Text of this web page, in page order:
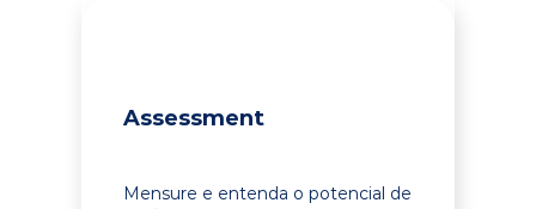
Assessment
Mensure e entenda o potencial de